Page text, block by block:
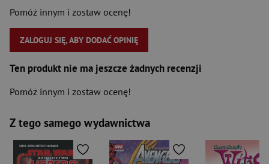
Pomóż innym i zostaw ocenę!
ZALOGUJ SIĘ, ABY DODAĆ OPINIĘ
Ten produkt nie ma jeszcze żadnych recenzji
Pomóż innym i zostaw ocenę!
Z tego samego wydawnictwa